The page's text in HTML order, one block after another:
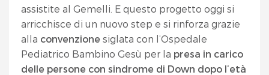
assistite al Gemelli. E questo progetto oggi si
arricchisce di un nuovo step e si rinforza grazie
alla convenzione siglata con l’Ospedale
Pediatrico Bambino Gesù per la presa in carico
delle persone con sindrome di Down dopo l’età